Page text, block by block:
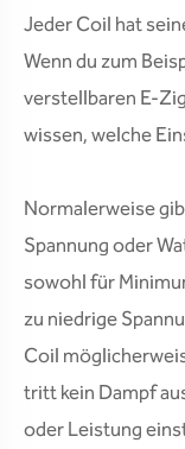
Jeder Coil hat
Wenn du zum
verstellbaren E-
wissen, welche
Normalerweise
Spannung oder
sowohl für
zu niedrige
Coil
tritt kein Dampf
oder Leistung